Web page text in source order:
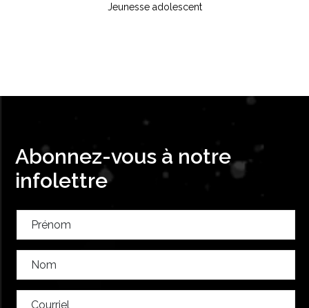
Jeunesse adolescent
Abonnez-vous à notre
infolettre